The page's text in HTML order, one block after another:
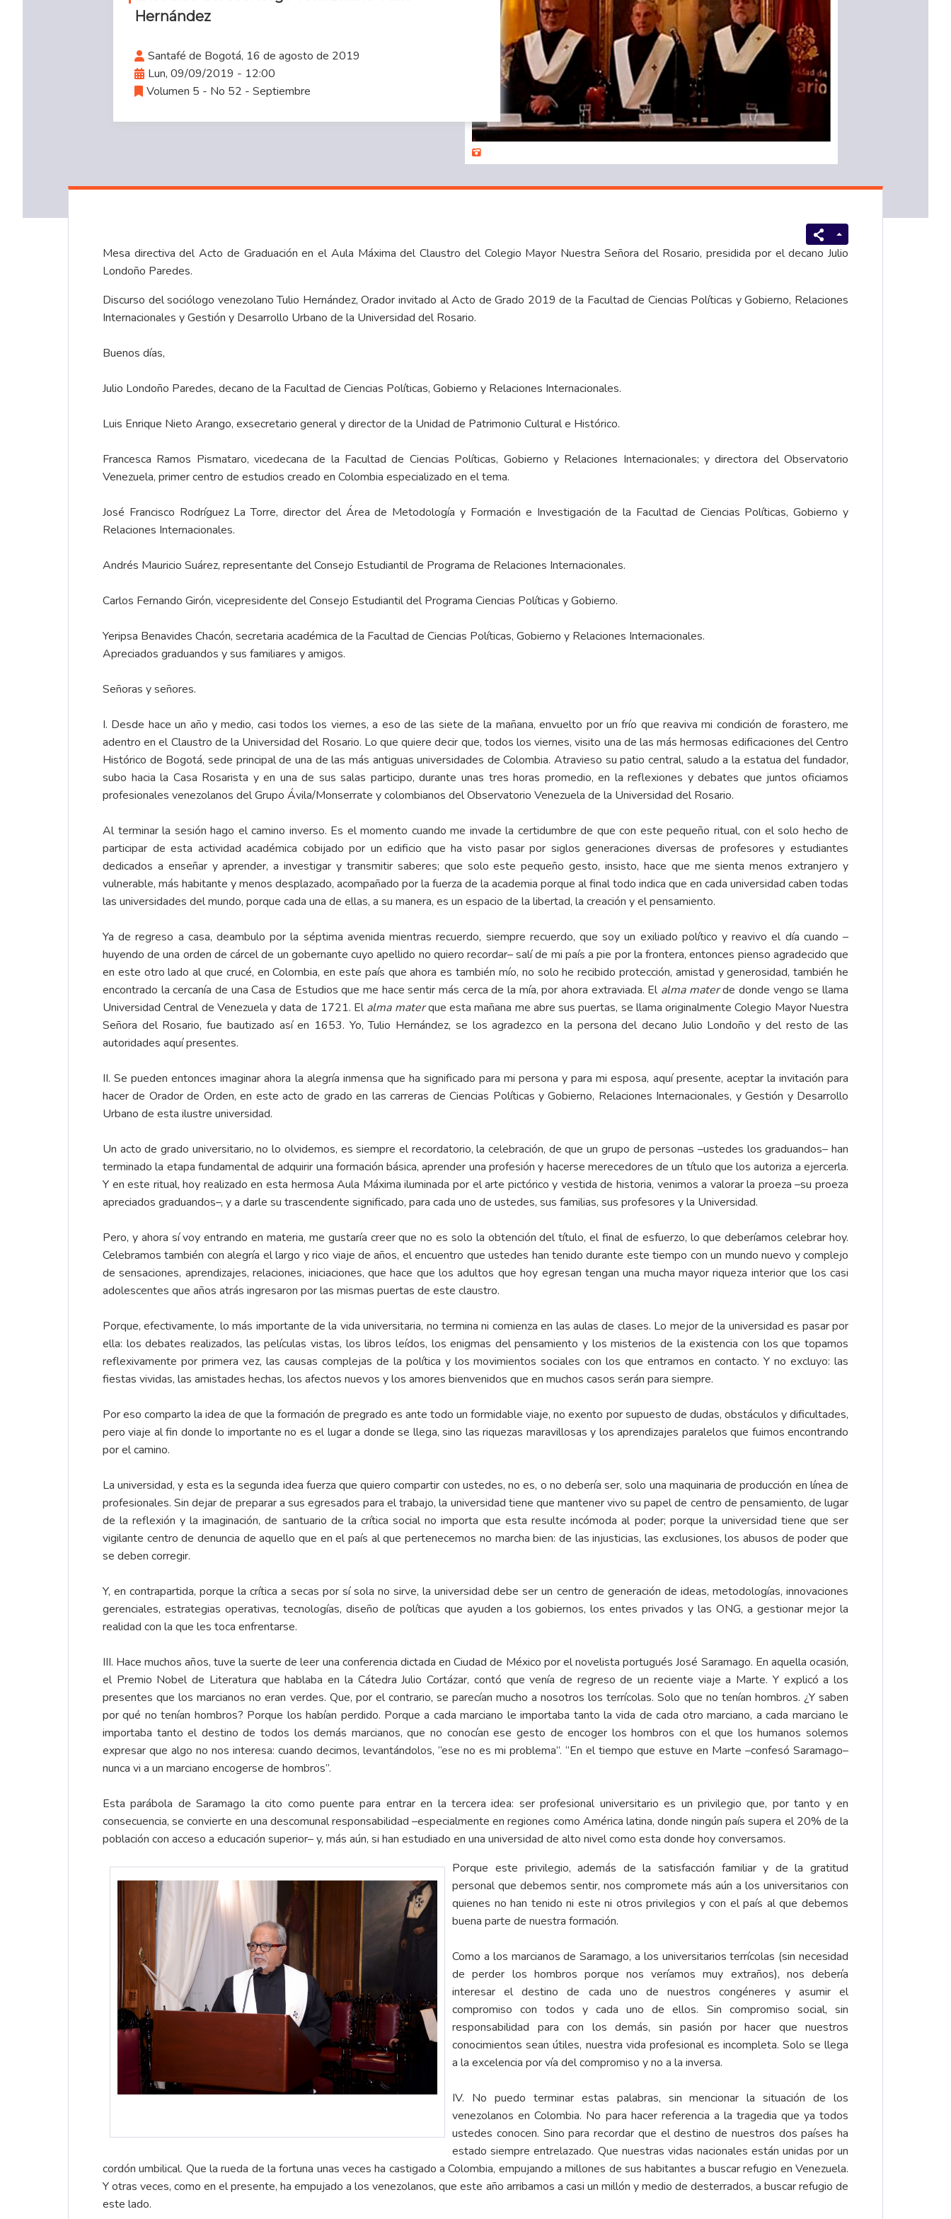
Hernández
Santafé de Bogotá, 16 de agosto de 2019
Lun, 09/09/2019 - 12:00
Volumen 5 - No 52 - Septiembre
Mesa directiva del Acto de Graduación en el Aula Máxima del Claustro del Colegio Mayor Nuestra Señora del Rosario, presidida por el decano Julio
Londoño Paredes.
​Discurso del sociólogo venezolano Tulio Hernández, Orador invitado al Acto de Grado 2019 de la Facultad de Ciencias Políticas y Gobierno, Relaciones
Internacionales y Gestión y Desarrollo Urbano de la Universidad del Rosario.
Buenos días,
Julio Londoño Paredes, decano de la Facultad de Ciencias Políticas, Gobierno y Relaciones Internacionales.
Luis Enrique Nieto Arango, exsecretario general y director de la Unidad de Patrimonio Cultural e Histórico.
Francesca Ramos Pismataro, vicedecana de la Facultad de Ciencias Políticas, Gobierno y Relaciones Internacionales; y directora del Observatorio
Venezuela, primer centro de estudios creado en Colombia especializado en el tema.
José Francisco Rodríguez La Torre, director del Área de Metodología y Formación e Investigación de la Facultad de Ciencias Políticas, Gobierno y
Relaciones Internacionales.
Andrés Mauricio Suárez, representante del Consejo Estudiantil de Programa de Relaciones Internacionales.
Carlos Fernando Girón, vicepresidente del Consejo Estudiantil del Programa Ciencias Políticas y Gobierno.
Yeripsa Benavides Chacón, secretaria académica de la Facultad de Ciencias Políticas, Gobierno y Relaciones Internacionales.
Apreciados graduandos y sus familiares y amigos.
Señoras y señores.
I. Desde hace un año y medio, casi todos los viernes, a eso de las siete de la mañana, envuelto por un frío que reaviva mi condición de forastero, me
adentro en el Claustro de la Universidad del Rosario. Lo que quiere decir que, todos los viernes, visito una de las más hermosas edificaciones del Centro
Histórico de Bogotá, sede principal de una de las más antiguas universidades de Colombia. Atravieso su patio central, saludo a la estatua del fundador,
subo hacia la Casa Rosarista y en una de sus salas participo, durante unas tres horas promedio, en la reflexiones y debates que juntos oficiamos
profesionales venezolanos del Grupo Ávila/Monserrate y colombianos del Observatorio Venezuela de la Universidad del Rosario.
Al terminar la sesión hago el camino inverso. Es el momento cuando me invade la certidumbre de que con este pequeño ritual, con el solo hecho de
participar de esta actividad académica cobijado por un edificio que ha visto pasar por siglos generaciones diversas de profesores y estudiantes
dedicados a enseñar y aprender, a investigar y transmitir saberes; que solo este pequeño gesto, insisto, hace que me sienta menos extranjero y
vulnerable, más habitante y menos desplazado, acompañado por la fuerza de la academia porque al final todo indica que en cada universidad caben todas
las universidades del mundo, porque cada una de ellas, a su manera, es un espacio de la libertad, la creación y el pensamiento.
Ya de regreso a casa, deambulo por la séptima avenida mientras recuerdo, siempre recuerdo, que soy un exiliado político y reavivo el día cuando –
huyendo de una orden de cárcel de un gobernante cuyo apellido no quiero recordar– salí de mi país a pie por la frontera, entonces pienso agradecido que
en este otro lado al que crucé, en Colombia, en este país que ahora es también mío, no solo he recibido protección, amistad y generosidad, también he
encontrado la cercanía de una Casa de Estudios que me hace sentir más cerca de la mía, por ahora extraviada. El alma materde donde vengo se llama
Universidad Central de Venezuela y data de 1721. Elalma materque esta mañana me abre sus puertas, se llama originalmente Colegio Mayor Nuestra
Señora del Rosario, fue bautizado así en 1653. Yo, Tulio Hernández, se los agradezco en la persona del decano Julio Londoño y del resto de las
autoridades aquí presentes.
II. Se pueden entonces imaginar ahora la alegría inmensa que ha significado para mi persona y para mi esposa, aquí presente, aceptar la invitación para
hacer de Orador de Orden, en este acto de grado en las carreras de Ciencias Políticas y Gobierno, Relaciones Internacionales, y Gestión y Desarrollo
Urbano de esta ilustre universidad.
Un acto de grado universitario, no lo olvidemos, es siempre el recordatorio, la celebración, de que un grupo de personas –ustedes los graduandos– han
terminado la etapa fundamental de adquirir una formación básica, aprender una profesión y hacerse merecedores de un título que los autoriza a ejercerla.
Y en este ritual, hoy realizado en esta hermosa Aula Máxima iluminada por el arte pictórico y vestida de historia, venimos a valorar la proeza –su proeza
apreciados graduandos–, y a darle su trascendente significado, para cada uno de ustedes, sus familias, sus profesores y la Universidad.
Pero, y ahora sí voy entrando en materia, me gustaría creer que no es solo la obtención del título, el final de esfuerzo, lo que deberíamos celebrar hoy.
Celebramos también con alegría el largo y rico viaje de años, el encuentro que ustedes han tenido durante este tiempo con un mundo nuevo y complejo
de sensaciones, aprendizajes, relaciones, iniciaciones, que hace que los adultos que hoy egresan tengan una mucha mayor riqueza interior que los casi
adolescentes que años atrás ingresaron por las mismas puertas de este claustro.
Porque, efectivamente, lo más importante de la vida universitaria, no termina ni comienza en las aulas de clases. Lo mejor de la universidad es pasar por
ella: los debates realizados, las películas vistas, los libros leídos, los enigmas del pensamiento y los misterios de la existencia con los que topamos
reflexivamente por primera vez, las causas complejas de la política y los movimientos sociales con los que entramos en contacto. Y no excluyo: las
fiestas vividas, las amistades hechas, los afectos nuevos y los amores bienvenidos que en muchos casos serán para siempre.
Por eso comparto la idea de que la formación de pregrado es ante todo un formidable viaje, no exento por supuesto de dudas, obstáculos y dificultades,
pero viaje al fin donde lo importante no es el lugar a donde se llega, sino las riquezas maravillosas y los aprendizajes paralelos que fuimos encontrando
por el camino.
La universidad, y esta es la segunda idea fuerza que quiero compartir con ustedes, no es, o no debería ser, solo una maquinaria de producción en línea de
profesionales. Sin dejar de preparar a sus egresados para el trabajo, la universidad tiene que mantener vivo su papel de centro de pensamiento, de lugar
de la reflexión y la imaginación, de santuario de la crítica social no importa que esta resulte incómoda al poder; porque la universidad tiene que ser
vigilante centro de denuncia de aquello que en el país al que pertenecemos no marcha bien: de las injusticias, las exclusiones, los abusos de poder que
se deben corregir.
Y, en contrapartida, porque la crítica a secas por sí sola no sirve, la universidad debe ser un centro de generación de ideas, metodologías, innovaciones
gerenciales, estrategias operativas, tecnologías, diseño de políticas que ayuden a los gobiernos, los entes privados y las ONG, a gestionar mejor la
realidad con la que les toca enfrentarse.
III. Hace muchos años, tuve la suerte de leer una conferencia dictada en Ciudad de México por el novelista portugués José Saramago. En aquella ocasión,
el Premio Nobel de Literatura que hablaba en la Cátedra Julio Cortázar, contó que venía de regreso de un reciente viaje a Marte. Y explicó a los
presentes que los marcianos no eran verdes. Que, por el contrario, se parecían mucho a nosotros los terrícolas. Solo que no tenían hombros. ¿Y saben
por qué no tenían hombros? Porque los habían perdido. Porque a cada marciano le importaba tanto la vida de cada otro marciano, a cada marciano le
importaba tanto el destino de todos los demás marcianos, que no conocían ese gesto de encoger los hombros con el que los humanos solemos
expresar que algo no nos interesa: cuando decimos, levantándolos, “ese no es mi problema”. “En el tiempo que estuve en Marte –confesó Saramago–
nunca vi a un marciano encogerse de hombros”.
Esta parábola de Saramago la cito como puente para entrar en la tercera idea: ser profesional universitario es un privilegio que, por tanto y en
consecuencia, se convierte en una descomunal responsabilidad –especialmente en regiones como América latina, donde ningún país supera el 20% de la
población con acceso a educación superior– y, más aún, si han estudiado en una universidad de alto nivel como esta donde hoy conversamos.
Porque este privilegio, además de la satisfacción familiar y de la gratitud
personal que debemos sentir, nos compromete más aún a los universitarios con
quienes no han tenido ni este ni otros privilegios y con el país al que debemos
buena parte de nuestra formación.
Como a los marcianos de Saramago, a los universitarios terrícolas (sin necesidad
de perder los hombros porque nos veríamos muy extraños), nos debería
interesar el destino de cada uno de nuestros congéneres y asumir el
compromiso con todos y cada uno de ellos. Sin compromiso social, sin
responsabilidad para con los demás, sin pasión por hacer que nuestros
conocimientos sean útiles, nuestra vida profesional es incompleta. Solo se llega
a la excelencia por vía del compromiso y no a la inversa.
IV. No puedo terminar estas palabras, sin mencionar la situación de los
venezolanos en Colombia. No para hacer referencia a la tragedia que ya todos
ustedes conocen. Sino para recordar que el destino de nuestros dos países ha
estado siempre entrelazado. Que nuestras vidas nacionales están unidas por un
cordón umbilical. Que la rueda de la fortuna unas veces ha castigado a Colombia, empujando a millones de sus habitantes a buscar refugio en Venezuela.
Y otras veces, como en el presente, ha empujado a los venezolanos, que este año arribamos a casi un millón y medio de desterrados, a buscar refugio de
este lado.